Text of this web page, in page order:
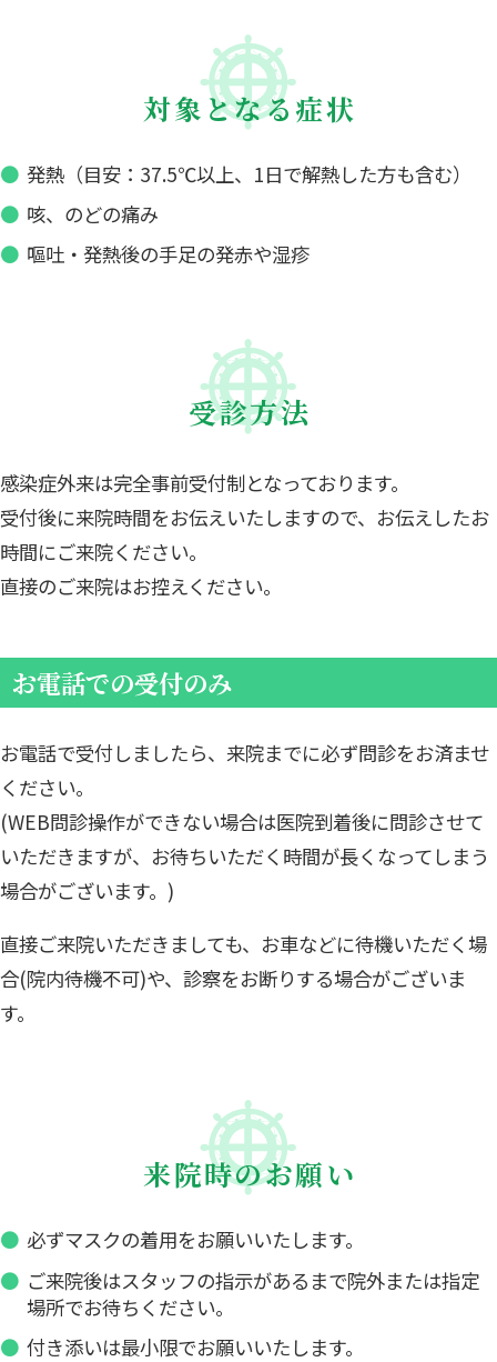
対象となる症状
発熱（目安：37.5℃以上、1日で解熱した方も含む）
咳、のどの痛み
嘔吐・発熱後の手足の発赤や湿疹
受診方法
感染症外来は完全事前受付制となっております。
受付後に来院時間をお伝えいたしますので、お伝えしたお
時間にご来院ください。
直接のご来院はお控えください。
お電話での受付のみ
お電話で受付しましたら、来院までに必ず問診をお済ませ
ください。
(WEB問診操作ができない場合は医院到着後に問診させて
いただきますが、お待ちいただく時間が長くなってしまう
場合がございます。)
直接ご来院いただきましても、お車などに待機いただく場
合(院内待機不可)や、診察をお断りする場合がございま
す。
来院時のお願い
必ずマスクの着用をお願いいたします。
ご来院後はスタッフの指示があるまで院外または指定
場所でお待ちください。
付き添いは最小限でお願いいたします。